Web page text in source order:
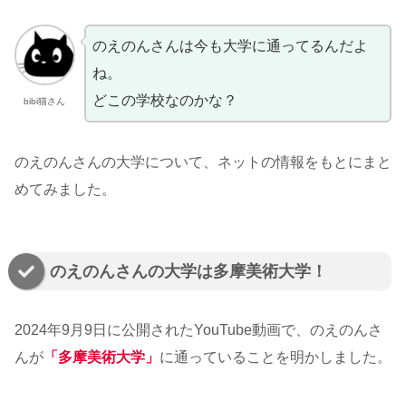
bibi猫さん
のえのんさんは今も大学に通ってるんだよ
ね。
どこの学校なのかな？
のえのんさんの大学について、ネットの情報をもとにまと
めてみました。
のえのんさんの大学は多摩美術大学！
2024年9月9日に公開されたYouTube動画で、のえのんさ
んが 「多摩美術大学」 に通っていることを明かしました。